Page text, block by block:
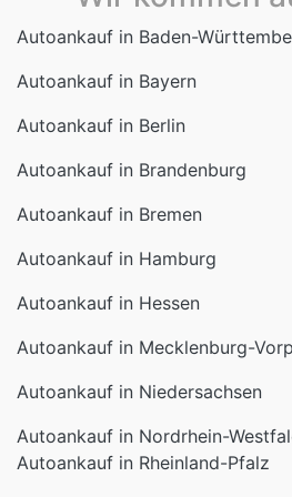
Autoankauf in Bayern
Autoankauf in Berlin
Autoankauf in Brandenburg
Autoankauf in Bremen
Autoankauf in Hamburg
Autoankauf in Hessen
Autoankauf in Mecklenburg-
Autoankauf in Niedersachsen
Autoankauf in Nordrhein-
Autoankauf in Saarland